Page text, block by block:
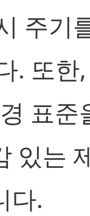
주기
. 또한
표준
있는
다.